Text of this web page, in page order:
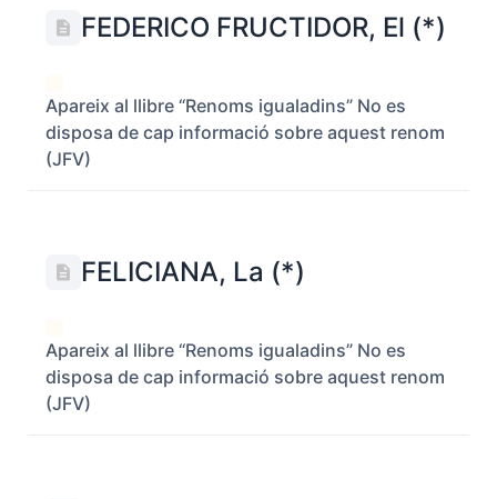
FEDERICO FRUCTIDOR, El (*)
Apareix al llibre “Renoms igualadins” No es
disposa de cap informació sobre aquest renom
(JFV)
FELICIANA, La (*)
Apareix al llibre “Renoms igualadins” No es
disposa de cap informació sobre aquest renom
(JFV)